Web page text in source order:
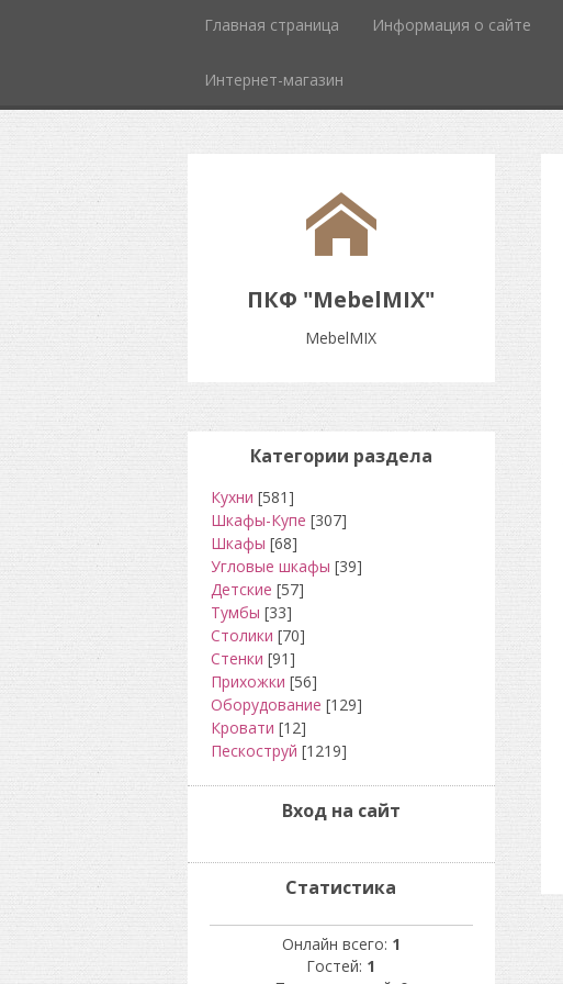
Главная страница Информация о сайте
Интернет-магазин
ПКФ "MebelMIX"
MebelMIX
Категории раздела
Кухни [581]
Шкафы-Купе [307]
Шкафы [68]
Угловые шкафы [39]
Детские [57]
Тумбы [33]
Столики [70]
Стенки [91]
Прихожки [56]
Оборудование [129]
Кровати [12]
Пескоструй [1219]
Вход на сайт
Статистика
Онлайн всего: 1
Гостей: 1